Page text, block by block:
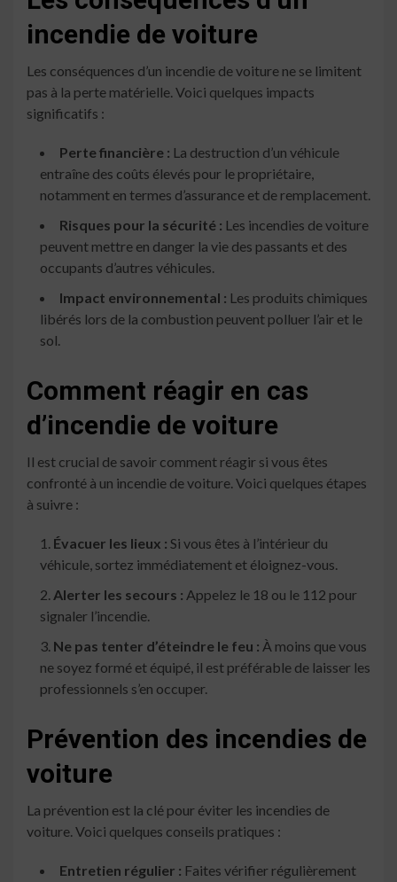
incendie de voiture
Les conséquences d’un incendie de voiture ne se limitent
pas à la perte matérielle. Voici quelques impacts
significatifs :
Perte financière : La destruction d’un véhicule
entraîne des coûts élevés pour le propriétaire,
notamment en termes d’assurance et de remplacement.
Risques pour la sécurité : Les incendies de voiture
peuvent mettre en danger la vie des passants et des
occupants d’autres véhicules.
Impact environnemental : Les produits chimiques
libérés lors de la combustion peuvent polluer l’air et le
sol.
Comment réagir en cas
d’incendie de voiture
Il est crucial de savoir comment réagir si vous êtes
confronté à un incendie de voiture. Voici quelques étapes
à suivre :
Évacuer les lieux : Si vous êtes à l’intérieur du
véhicule, sortez immédiatement et éloignez-vous.
Alerter les secours : Appelez le 18 ou le 112 pour
signaler l’incendie.
Ne pas tenter d’éteindre le feu : À moins que vous
ne soyez formé et équipé, il est préférable de laisser les
professionnels s’en occuper.
Prévention des incendies de
voiture
La prévention est la clé pour éviter les incendies de
voiture. Voici quelques conseils pratiques :
Entretien régulier : Faites vérifier régulièrement